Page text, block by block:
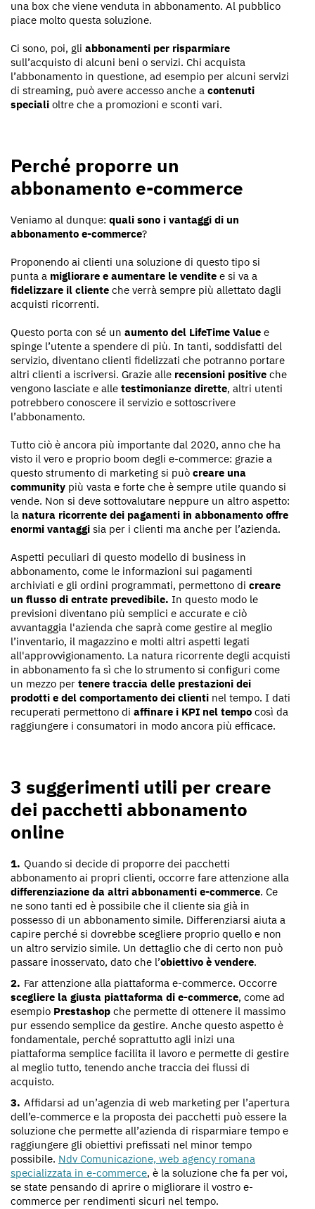
una box che viene venduta in abbonamento. Al pubblico
piace molto questa soluzione.
Ci sono, poi, gli abbonamenti per risparmiare
sull’acquisto di alcuni beni o servizi. Chi acquista
l’abbonamento in questione, ad esempio per alcuni servizi
di streaming, può avere accesso anche a contenuti
speciali oltre che a promozioni e sconti vari.
Perché proporre un
abbonamento e-commerce
Veniamo al dunque: quali sono i vantaggi di un
abbonamento e-commerce?
Proponendo ai clienti una soluzione di questo tipo si
punta a migliorare e aumentare le vendite e si va a
fidelizzare il cliente che verrà sempre più allettato dagli
acquisti ricorrenti.
Questo porta con sé un aumento del LifeTime Value e
spinge l’utente a spendere di più. In tanti, soddisfatti del
servizio, diventano clienti fidelizzati che potranno portare
altri clienti a iscriversi. Grazie alle recensioni positive che
vengono lasciate e alle testimonianze dirette, altri utenti
potrebbero conoscere il servizio e sottoscrivere
l’abbonamento.
Tutto ciò è ancora più importante dal 2020, anno che ha
visto il vero e proprio boom degli e-commerce: grazie a
questo strumento di marketing si può creare una
community più vasta e forte che è sempre utile quando si
vende. Non si deve sottovalutare neppure un altro aspetto:
la natura ricorrente dei pagamenti in abbonamento offre
enormi vantaggi sia per i clienti ma anche per l’azienda.
Aspetti peculiari di questo modello di business in
abbonamento, come le informazioni sui pagamenti
archiviati e gli ordini programmati, permettono di creare
un flusso di entrate prevedibile. In questo modo le
previsioni diventano più semplici e accurate e ciò
avvantaggia l'azienda che saprà come gestire al meglio
l’inventario, il magazzino e molti altri aspetti legati
all'approvvigionamento. La natura ricorrente degli acquisti
in abbonamento fa sì che lo strumento si configuri come
un mezzo per tenere traccia delle prestazioni dei
prodotti e del comportamento dei clienti nel tempo. I dati
recuperati permettono di affinare i KPI nel tempo così da
raggiungere i consumatori in modo ancora più efficace.
3 suggerimenti utili per creare
dei pacchetti abbonamento
online
Quando si decide di proporre dei pacchetti
abbonamento ai propri clienti, occorre fare attenzione alla
differenziazione da altri abbonamenti e-commerce. Ce
ne sono tanti ed è possibile che il cliente sia già in
possesso di un abbonamento simile. Differenziarsi aiuta a
capire perché si dovrebbe scegliere proprio quello e non
un altro servizio simile. Un dettaglio che di certo non può
passare inosservato, dato che l’obiettivo è vendere.
Far attenzione alla piattaforma e-commerce. Occorre
scegliere la giusta piattaforma di e-commerce, come ad
esempio Prestashop che permette di ottenere il massimo
pur essendo semplice da gestire. Anche questo aspetto è
fondamentale, perché soprattutto agli inizi una
piattaforma semplice facilita il lavoro e permette di gestire
al meglio tutto, tenendo anche traccia dei flussi di
acquisto.
Affidarsi ad un’agenzia di web marketing per l’apertura
dell’e-commerce e la proposta dei pacchetti può essere la
soluzione che permette all’azienda di risparmiare tempo e
raggiungere gli obiettivi prefissati nel minor tempo
possibile. Ndv Comunicazione, web agency romana
specializzata in e-commerce, è la soluzione che fa per voi,
se state pensando di aprire o migliorare il vostro e-
commerce per rendimenti sicuri nel tempo.